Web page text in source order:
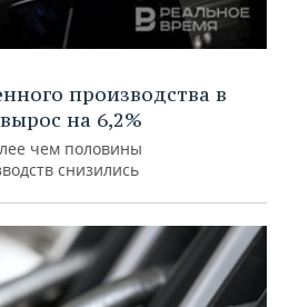
производства в
на 6,2%
чем половины
снизились